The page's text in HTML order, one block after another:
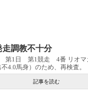
調教不十分
1日 第1競走 4番 リオマ
4.0馬身）のため、再検査。
記事を読む